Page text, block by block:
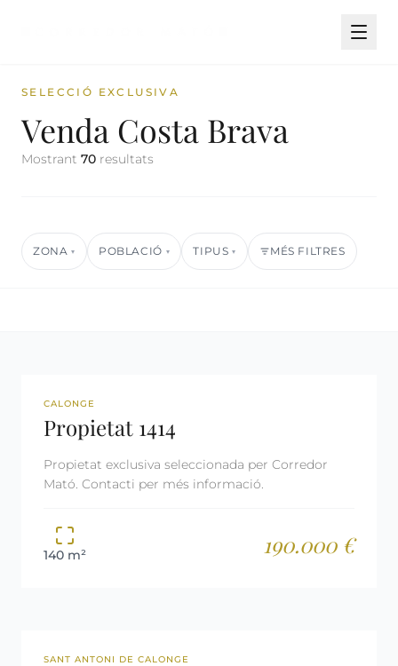
SELECCIÓ EXCLUSIVA
Venda Costa Brava
Mostrant 70 resultats
ZONA ▾ POBLACIÓ ▾ TIPUS ▾ MÉS FILTRES
REF: 1414
CALONGE
Propietat 1414
Propietat exclusiva seleccionada per Corredor
Mató. Contacti per més informació.
140 m² 190.000 €
REF: 2500
SANT ANTONI DE CALONGE